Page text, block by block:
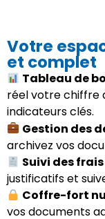
Votre
et complet
Tableau de
réel votre chiffre
indicateurs clés.
Gestion des
archivez vos
Suivi des
justificatifs et
Coffre-fort
vos documents